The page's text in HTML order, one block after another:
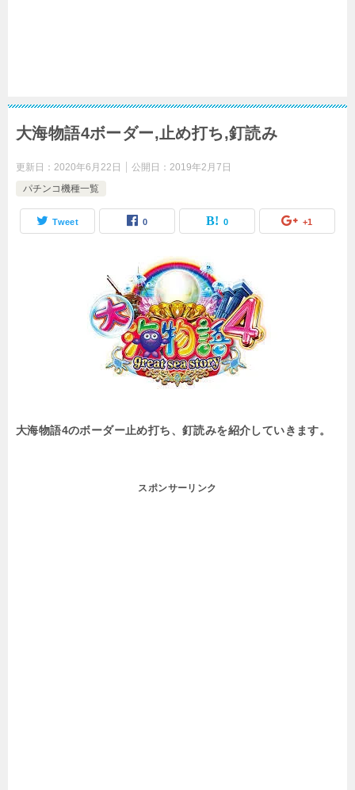
大海物語4ボーダー,止め打ち,釘読み
更新日： 2020年6月22日 公開日： 2019年2月7日
パチンコ機種一覧
Tweet 0 0 +1
大海物語4のボーダー止め打ち、釘読みを紹介していきます。
スポンサーリンク